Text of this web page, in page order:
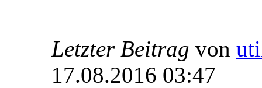
Letzter Beitrag von
17.08.2016 03:47